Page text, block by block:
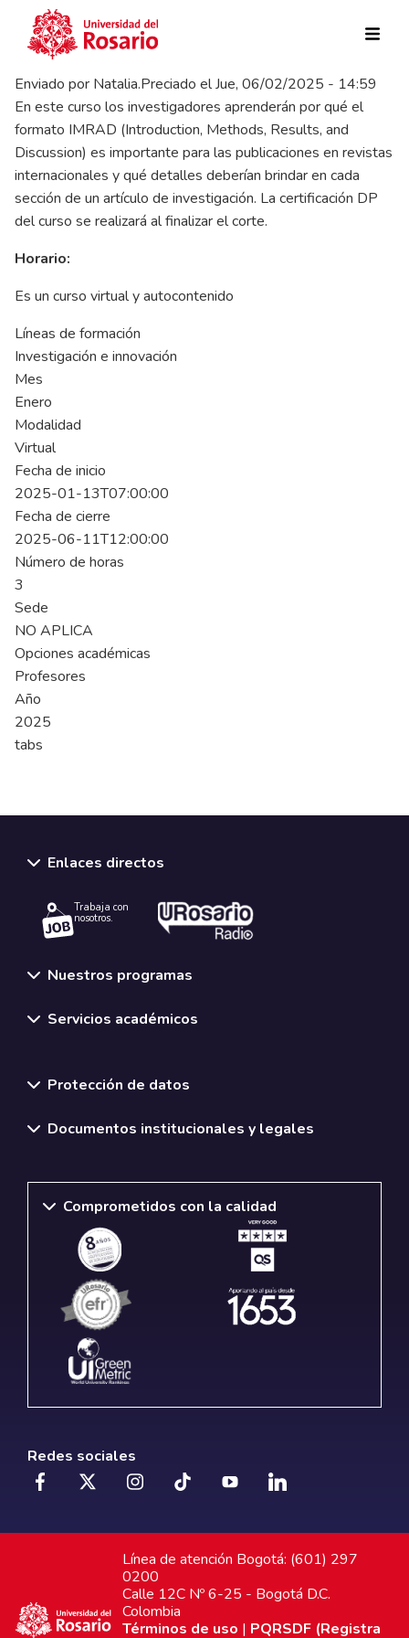
Pasar al contenido principal
Enviado por Natalia.Preciado elJue, 06/02/2025 - 14:59
En este curso los investigadores aprenderán por qué el
formato IMRAD (Introduction, Methods, Results, and
Discussion) es importante para las publicaciones en revistas
internacionales y qué detalles deberían brindar en cada
sección de un artículo de investigación. La certificación DP
del curso se realizará al finalizar el corte.
Horario:
Es un curso virtual y autocontenido
Líneas de formación
Investigación e innovación
Mes
Enero
Modalidad
Virtual
Fecha de inicio
2025-01-13T07:00:00
Fecha de cierre
2025-06-11T12:00:00
Número de horas
3
Sede
NO APLICA
Opciones académicas
Profesores
Año
2025
tabs
Enlaces directos
Trabaja con
nosotros.
Nuestros programas
Servicios académicos
Protección de datos
Documentos institucionales y legales
Comprometidos con la calidad
Redes sociales
Línea de atención Bogotá: (601) 297
0200
Calle 12C Nº 6-25 - Bogotá D.C.
Colombia
Términos de uso | PQRSDF (Registra